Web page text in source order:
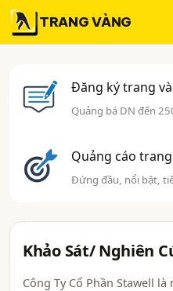
TRANG VÀNG
Đăng ký trang
Quảng bá DN đến
Quảng cáo
Đứng đầu, nổi bật,
Khảo Sát/ Nghiên
Công Ty Cổ Phần Stawell